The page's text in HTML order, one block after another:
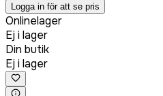
Logga in för att se pris
Onlinelager
Ej i lager
Din butik
Ej i lager